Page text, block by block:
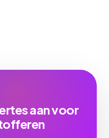
aan voor